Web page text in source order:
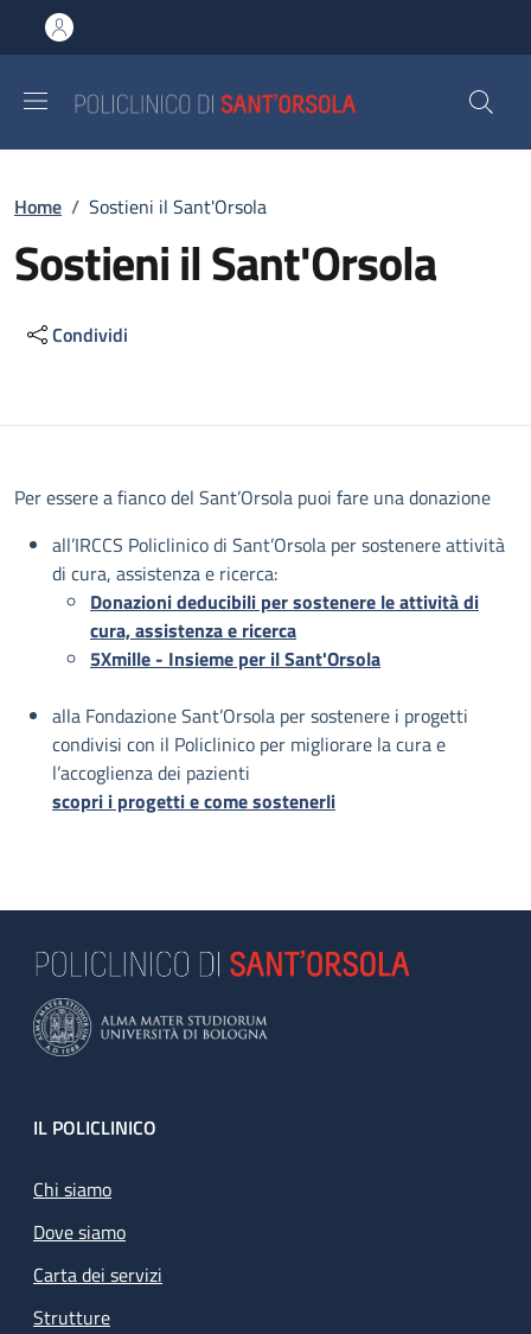
al contenuto principale
to footer content
Briciole di pane
Home / Sostieni il Sant'Orsola
Sostieni il Sant'Orsola
Condividi
Descrizione
Per essere a fianco del Sant’Orsola puoi fare una donazione
all’IRCCS Policlinico di Sant’Orsola per sostenere attività
di cura, assistenza e ricerca:
Donazioni deducibili per sostenere le attività di
cura, assistenza e ricerca
5Xmille - Insieme per il Sant'Orsola
alla Fondazione Sant’Orsola per sostenere i progetti
condivisi con il Policlinico per migliorare la cura e
l’accoglienza dei pazienti
scopri i progetti e come sostenerli
Footer
IL POLICLINICO
Chi siamo
Dove siamo
Carta dei servizi
Strutture